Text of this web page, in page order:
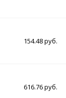
154.48 руб.
616.76 руб.